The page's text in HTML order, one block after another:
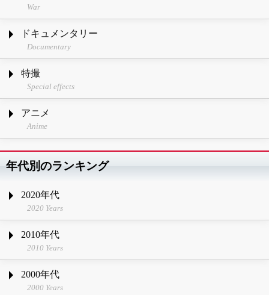
War
ドキュメンタリー
Documentary
特撮
Special effects
アニメ
Anime
年代別のランキング
2020年代
2020 Years
2010年代
2010 Years
2000年代
2000 Years